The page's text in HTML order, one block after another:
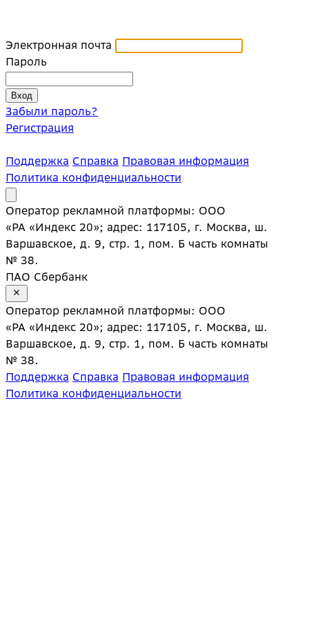
Электронная почта
Пароль
Забыли пароль?
Регистрация
Поддержка Справка Правовая информация
Политика конфиденциальности
Оператор рекламной платформы: ООО
«РА «Индекс 20»; адрес: 117105, г. Москва, ш.
Варшавское, д. 9, стр. 1, пом. Б часть комнаты
№ 38.
ПАО Сбербанк
Оператор рекламной платформы: ООО
«РА «Индекс 20»; адрес: 117105, г. Москва, ш.
Варшавское, д. 9, стр. 1, пом. Б часть комнаты
№ 38.
Поддержка Справка Правовая информация
Политика конфиденциальности